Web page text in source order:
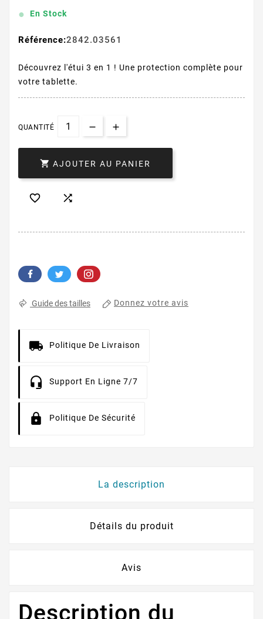
En Stock
Référence:2842.03561
Découvrez l'étui 3 en 1 ! Une protection complète pour
votre tablette.
QUANTITÉ
 AJOUTER AU PANIER
 
Guide des tailles Donnez votre avis
Politique De Livraison
Support En Ligne 7/7
Politique De Sécurité
La description
Détails du produit
Avis
Description du